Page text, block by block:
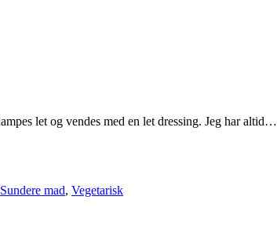
let og vendes med en let dressing. Jeg har altid…
Sundere mad, Vegetarisk